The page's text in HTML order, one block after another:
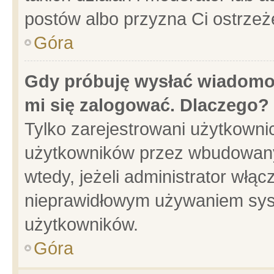
postów albo przyzna Ci
Góra
Gdy próbuję wysłać
mi się zalogować. Dlaczego?
Tylko zarejestrowani
użytkowników przez
wtedy, jeżeli administrator
nieprawidłowym używaniem
użytkowników.
Góra